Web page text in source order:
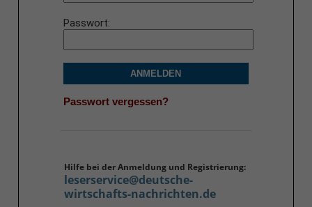
Passwort
ANMELDEN
Passwort vergessen?
Hilfe bei der Anmeldung und Registrierung:
leserservice@deutsche-
wirtschafts-nachrichten.de